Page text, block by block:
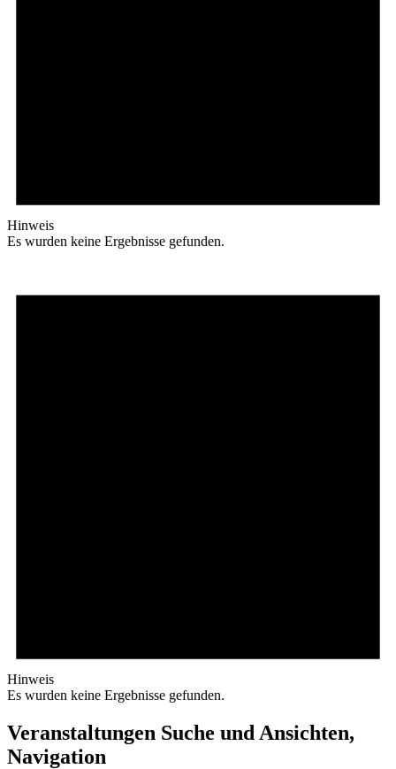
Hinweis
Es wurden keine Ergebnisse gefunden.
Hinweis
Es wurden keine Ergebnisse gefunden.
Veranstaltungen Suche und Ansichten,
Navigation